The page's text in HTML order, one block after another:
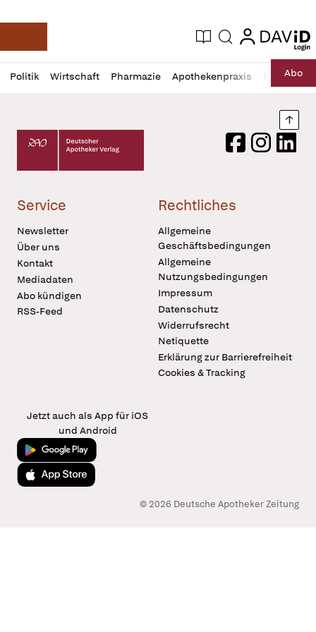
Deutsche Apotheker Zeitung
Aktuelle Ausgabe
Suche login
login
Politik Wirtschaft Pharmazie Apothekenpraxis RechtAbo
Profil
öffnen
Daz
Pur
Deutscher Apotheker Verlag Logo
FacebookInstagram
Service
Newsletter
Über uns
Kontakt
Mediadaten
Abo kündigen
RSS-Feed
Rechtliches
Allgemeine
Geschäftsbedingungen
Allgemeine
Nutzungsbedingungen
Impressum
Datenschutz
Widerrufsrecht
Netiquette
Erklärung zur Barrierefreiheit
Cookies & Tracking
Jetzt auch als App für iOS
und Android
Jetzt bei Google Play
Laden im App Store
© 2026 Deutsche Apotheker Zeitung